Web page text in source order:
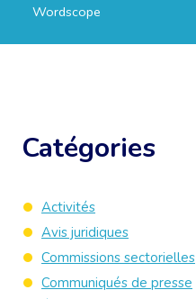
Wordscope
Catégories
Activités
Avis juridiques
Commissions sectorielles
Communiqués de presse